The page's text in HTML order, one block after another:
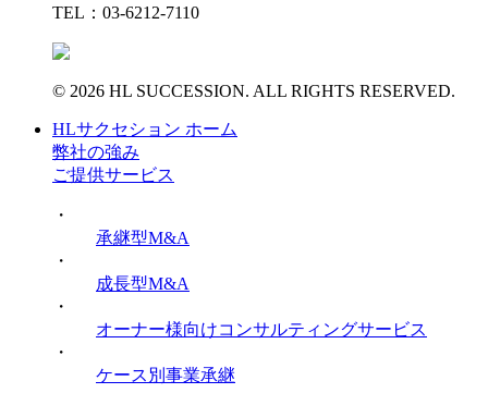
TEL：03-6212-7110
© 2026 HL SUCCESSION. ALL RIGHTS RESERVED.
HLサクセション ホーム
弊社の強み
ご提供サービス
・
承継型M&A
・
成長型M&A
・
オーナー様向けコンサルティングサービス
・
ケース別事業承継